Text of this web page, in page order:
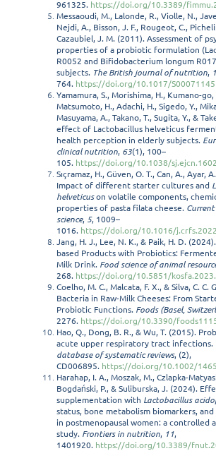
961325. https://doi.org/10.3389/
Messaoudi, M., Lalonde, R., Violle, N.,
Nejdi, A., Bisson, J. F., Rougeot, C.,
Cazaubiel, J. M. (2011). Assessment of
properties of a probiotic formulation
R0052 and Bifidobacterium longum
subjects. The British journal of nutrition,
764. https://doi.org/10.1017/
Yamamura, S., Morishima, H., Kumano-go,
Matsumoto, H., Adachi, H., Sigedo, Y.,
Masuyama, A., Takano, T., Sugita, Y., &
effect of Lactobacillus helveticus
health perception in elderly subjects.
clinical nutrition, 63(1), 100–
105. https://doi.org/10.1038/
Sıçramaz, H., Güven, O. T., Can, A., Ayar,
Impact of different starter cultures and
helveticuson volatile components,
properties of pasta filata cheese.
science, 5, 1009–
1016. https://doi.org/10.1016/
Jang, H. J., Lee, N. K., & Paik, H. D.
based Products with Probiotics:
Milk Drink. Food science of animal
268. https://doi.org/10.5851/
Coelho, M. C., Malcata, F. X., & Silva, C. C.
Bacteria in Raw-Milk Cheeses: From
Probiotic Functions. Foods (Basel,
2276. https://doi.org/10.3390/
Hao, Q., Dong, B. R., & Wu, T. (2015).
acute upper respiratory tract infections.
database of systematic reviews, (2),
CD006895. https://doi.org/10.1002/
Harahap, I. A., Moszak, M., Czlapka-
Bogdański, P., & Suliburska, J. (2024).
supplementation with Lactobacillus
status, bone metabolism biomarkers,
in postmenopausal women: a controlled
study. Frontiers in nutrition, 11,
1401920. https://doi.org/10.3389/